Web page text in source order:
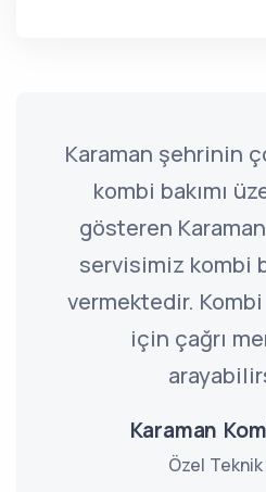
Karaman şehrinin
kombi bakımı
gösteren Karaman
servisimiz kombi
vermektedir. Kombi
için çağrı
Karaman
Özel